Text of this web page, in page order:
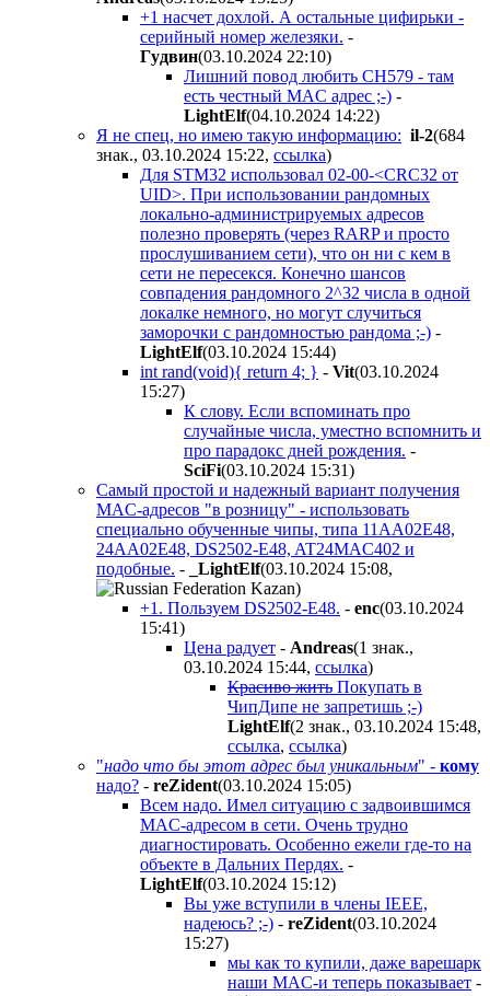
+1 насчет дохлой. А остальные цифирьки -
серийный номер железяки. -
Гyдвин(03.10.2024 22:10)
Лишний повод любить CH579 - там
есть честный MAC адрес ;-) -
LightElf(04.10.2024 14:22)
Я не спец, но имею такую информацию: il-2(684
знак., 03.10.2024 15:22, ссылка)
Для STM32 использовал 02-00-<CRC32 от
UID>. При использовании рандомных
локально-администрируемых адресов
полезно проверять (через RARP и просто
прослушиванием сети), что он ни с кем в
сети не пересекся. Конечно шансов
совпадения рандомного 2^32 числа в одной
локалке немного, но могут случиться
заморочки с рандомностью рандома ;-) -
LightElf(03.10.2024 15:44)
int rand(void){ return 4; } - Vit(03.10.2024
15:27)
К слову. Если вспоминать про
случайные числа, уместно вспомнить и
про парадокс дней рождения. -
SciFi(03.10.2024 15:31)
Самый простой и надежный вариант получения
MAC-адресов "в розницу" - использовать
специально обученные чипы, типа 11AA02E48,
24AA02E48, DS2502-E48, AT24MAC402 и
подобные. - _LightElf(03.10.2024 15:08,
)
+1. Пользуем DS2502-E48. - enc(03.10.2024
15:41)
Цена радует - Andreas(1 знак.,
03.10.2024 15:44, ссылка)
Красиво жить Покупать в
ЧипДипе не запретишь ;-)
LightElf(2 знак., 03.10.2024 15:48,
ссылка, ссылка)
"надо что бы этот адрес был уникальным" - кому
надо? - reZident(03.10.2024 15:05)
Всем надо. Имел ситуацию с задвоившимся
MAC-адресом в сети. Очень трудно
диагностировать. Особенно ежели где-то на
объекте в Дальних Пердях. -
LightElf(03.10.2024 15:12)
Вы уже вступили в члены IEEE,
надеюсь? ;-) - reZident(03.10.2024
15:27)
мы как то купили, даже варешарк
наши MAC-и теперь показывает -